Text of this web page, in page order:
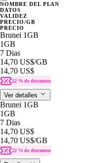
NOMBRE DEL PLAN
DATOS
VALIDEZ
PRECIO/GB
PRECIO
Brunei 1GB
1GB
7 Dias
14,70 US$/GB
14,70 US$
22 % de descuento
Ver detalles
Brunei 1GB
1GB
7 Dias
14,70 US$
14,70 US$/GB
22 % de descuento